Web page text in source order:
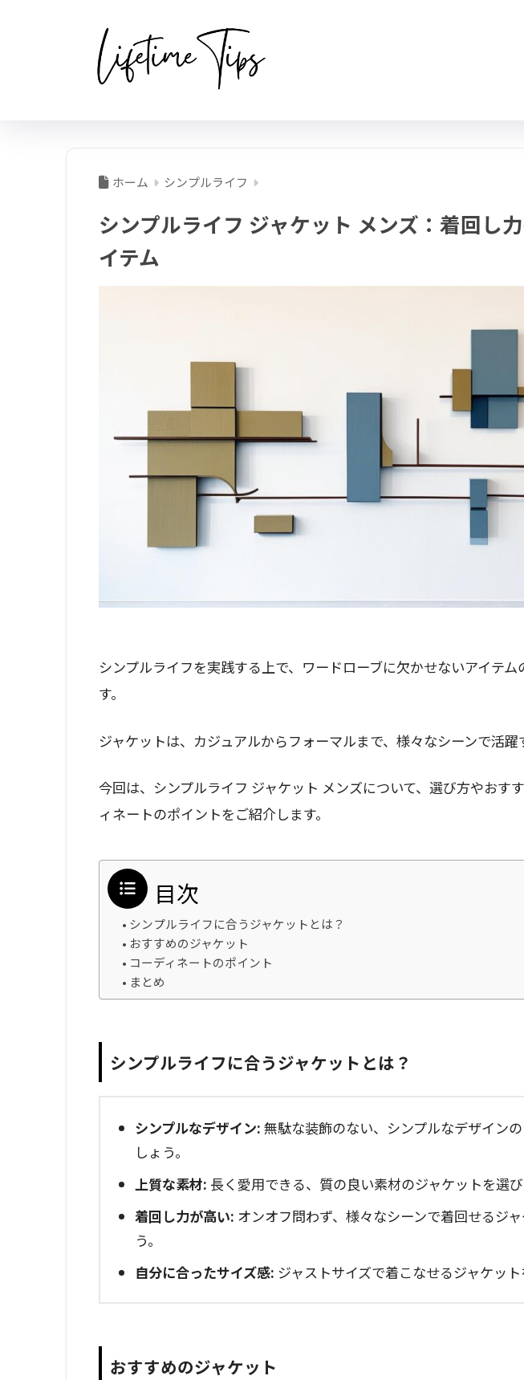
ホーム シンプルライフ
シンプルライフ ジャケット メンズ：着回し
イテム
シンプルライフを実践する上で、ワードローブに欠かせないアイテ
す。
ジャケットは、カジュアルからフォーマルまで、様々なシーンで活躍
今回は、シンプルライフ ジャケット メンズについて、選び方やおす
ィネートのポイントをご紹介します。
目次
シンプルライフに合うジャケットとは？
おすすめのジャケット
コーディネートのポイント
まとめ
シンプルライフに合うジャケットとは？
シンプルなデザイン: 無駄な装飾のない、シンプルなデザイン
しょう。
上質な素材: 長く愛用できる、質の良い素材のジャケットを選び
着回し力が高い: オンオフ問わず、様々なシーンで着回せるジ
う。
自分に合ったサイズ感: ジャストサイズで着こなせるジャケット
おすすめのジャケット